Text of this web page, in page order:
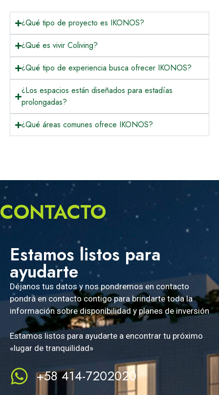
¿Qué tipo de proyecto es IKONOS?
¿Qué es vivir Coliving?
¿Qué tipo de experiencia busca ofrecer IKONOS?
¿Los espacios están diseñados para estadías
prolongadas?
¿Qué áreas comunes ofrece IKONOS?
CONTACTO
Estamos listos para
ayudarte
Déjanos tus datos y nos pondremos en contacto
pondrá en contacto contigo para brindarte toda la
información sobre disponibilidad y planes de inversión
Estamos listos para ayudarte a encontrar tu próximo
«lugar de tranquilidad»
+58 414-7202020